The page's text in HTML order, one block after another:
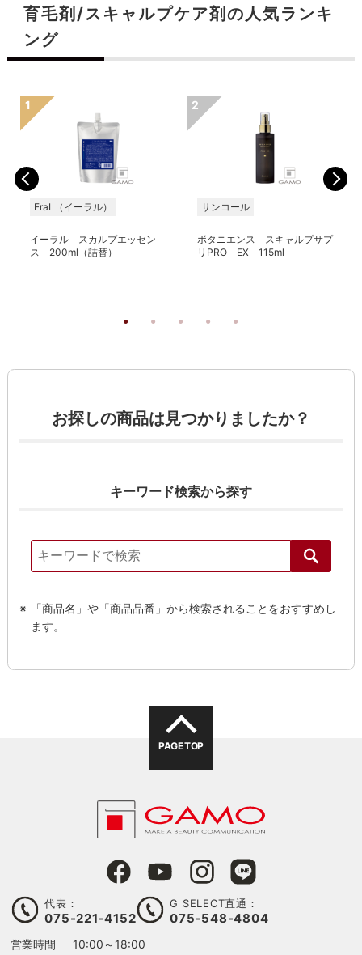
育毛剤/スキャルプケア剤の人気ランキ
ング
EraL（イーラル）
イーラル スカルプエッセン
ス 200ml（詰替）
サンコール
ボタニエンス スキャルプサプ
リPRO EX 115ml
お探しの商品は見つかりましたか？
キーワード検索から探す
「商品名」や「商品品番」から検索されることをおすすめし
ます。
PAGE TOP
代表：
075-221-4152
G SELECT直通：
075-548-4804
営業時間 10:00～18:00